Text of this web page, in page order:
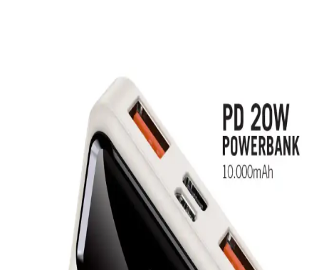
karşılaştırıyoruz. Voltme Hypercore hızlı şarj ve güvenlik
özellikleriyle öne çıkarken, Woyax Magsafe kablosuz şarj ve
dayanıklılığıyla dikkat çekiyor.
İntouch 10.000mAh ve İtel PowerGo Star 100PF
Hızlı Şarj Powerbank Karşılaştırması
İntouch ve İtel Powerbank modellerinin özelliklerini, kullanıcı
yorumlarını ve karşılaştırmasını içerir, taşınabilir şarj çözümlerinde
en iyi seçimi yapmanıza yardımcı olur.
Anker 545 Nano Powerbank ve Powercore 10000
Karşılaştırması: Hangi Taşınabilir Şarj Cihazı Sizin
İçin Uygun